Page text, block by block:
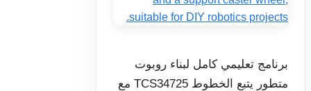
برنامج تعليمي كامل لبناء روبوت
متطور يتبع الخطوط TCS34725 مع